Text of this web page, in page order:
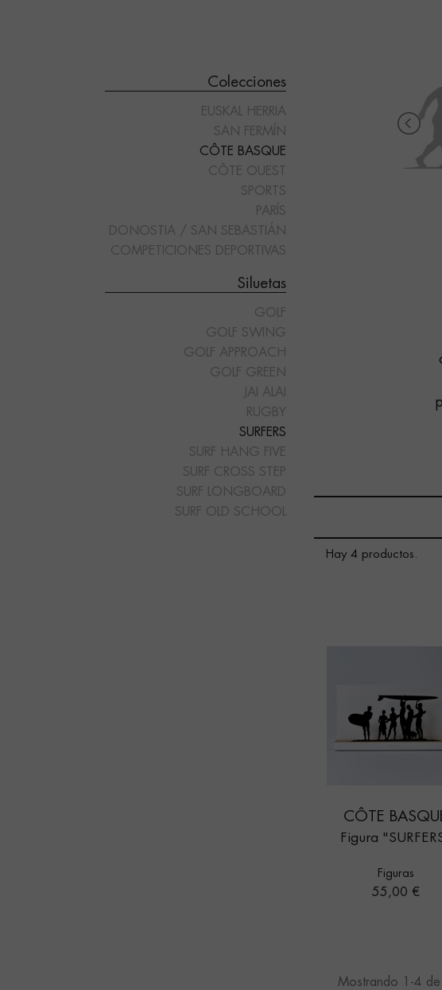
Colecciones
EUSKAL HERRIA
SAN FERMÍN
CÔTE BASQUE
CÔTE OUEST
SPORTS
PARÍS
DONOSTIA / SAN SEBASTIÁN
COMPETICIONES DEPORTIVAS
Siluetas
GOLF
GOLF SWING
GOLF APPROACH
GOLF GREEN
JAI ALAI
RUGBY
SURFERS
SURF HANG FIVE
SURF CROSS STEP
SURF LONGBOARD
SURF OLD SCHOOL
"JAI ALAI"
Hay 4 productos.
CÔTE
Figura
Figuras
Precio
55,00 €
Mostrando 1-4